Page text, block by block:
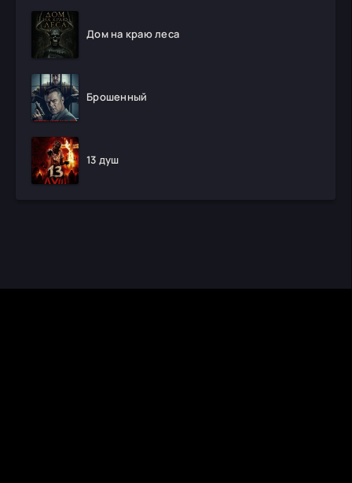
Дом на краю леса
Брошенный
13 душ